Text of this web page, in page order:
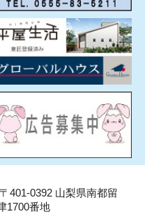
401-0392 山梨県南都留
1700番地